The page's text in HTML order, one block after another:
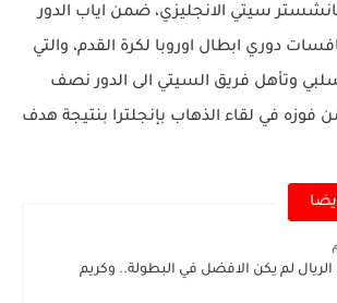
سيتي الانجليزي، ضمن اياب الدور
دوري ابطال اوروبا لكرة القدم، والتي
وتأهل فريق السيتي الى الدور نصف
فوزه في لقاء الذهاب بإنجلترا بنتيجة هدف
لم يكن الافضل في البطولة.. وكريم